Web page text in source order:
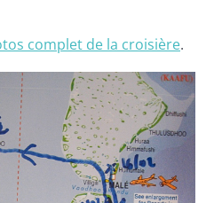
complet de la croisière.